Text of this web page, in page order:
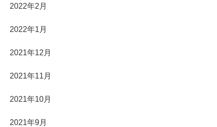
2022年2月
2022年1月
2021年12月
2021年11月
2021年10月
2021年9月